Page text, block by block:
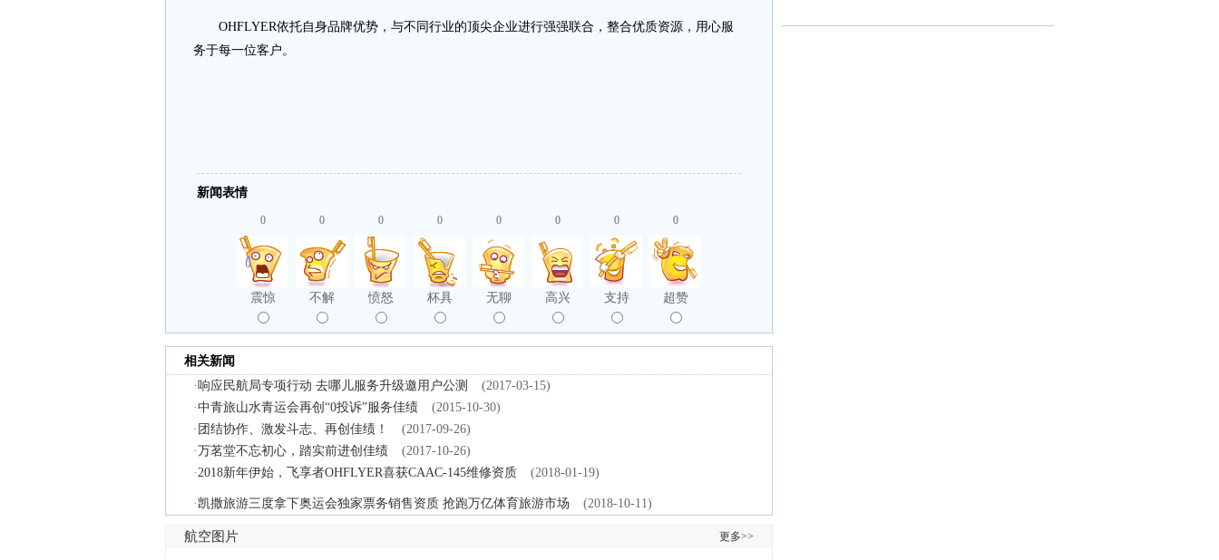
OHFLYER依托自身品牌优势，与不同行业的顶尖企业进行强强联合，整合优质资源，用心服
务于每一位客户。
新闻表情
0
震惊
0
不解
0
愤怒
0
杯具
0
无聊
0
高兴
0
支持
0
超赞
相关新闻
·响应民航局专项行动 去哪儿服务升级邀用户公测
(2017-03-15)
·中青旅山水青运会再创“0投诉”服务佳绩
(2015-10-30)
· 团结协作、激发斗志、再创佳绩！
(2017-09-26)
·万茗堂不忘初心，踏实前进创佳绩
(2017-10-26)
·2018新年伊始，飞享者OHFLYER喜获CAAC-145维修资质 (2018-01-19)
·凯撒旅游三度拿下奥运会独家票务销售资质 抢跑万亿体育旅游市场 (2018-10-11)
航空图片 更多>>